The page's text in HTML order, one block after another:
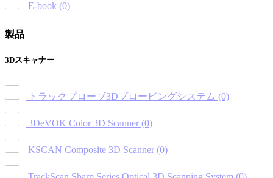
E-book (0)
製品
3Dスキャナー
トラックプローブ3Dプロービングシステム (0)
3DeVOK Color 3D Scanner (0)
KSCAN Composite 3D Scanner (0)